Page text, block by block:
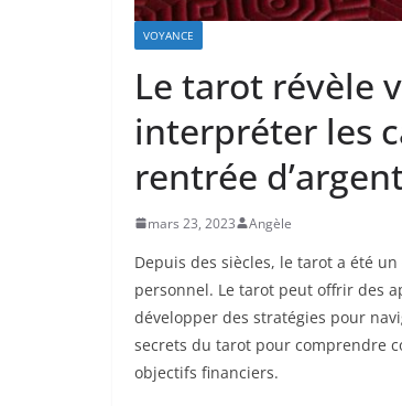
VOYANCE
Le tarot révèle
interpréter les
rentrée
mars 23, 2023 Angèle
Depuis des siècles, le tarot a été
personnel. Le tarot peut offrir des
développer des stratégies pour
secrets du tarot pour comprendre
objectifs financiers.